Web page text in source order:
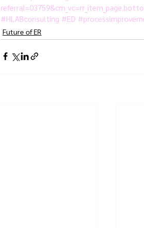
#HLABconsulting #ED
Future of ER